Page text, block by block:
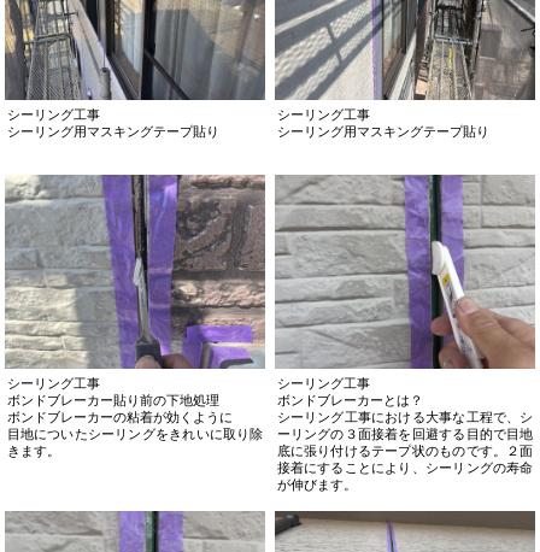
シーリング工事
シーリング用マスキングテープ貼り
シーリング工事
シーリング用マスキングテープ貼り
シーリング工事
ボンドブレーカー貼り前の下地処理
ボンドブレーカーの粘着が効くように
目地についたシーリングをきれいに取り除
きます。
シーリング工事
ボンドブレーカーとは？
シーリング工事における大事な工程で、シ
ーリングの３面接着を回避する目的で目地
底に張り付けるテープ状のものです。２面
接着にすることにより、シーリングの寿命
が伸びます。